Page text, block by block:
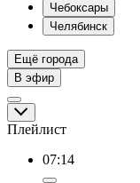
Чебоксары
Челябинск
Ещё города
В эфир
Плейлист
07:14